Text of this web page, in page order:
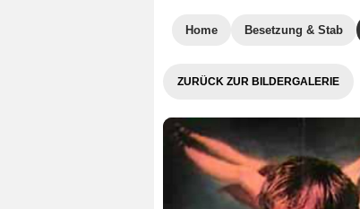
Home Besetzung & Stab
ZURÜCK ZUR BILDERGALERIE